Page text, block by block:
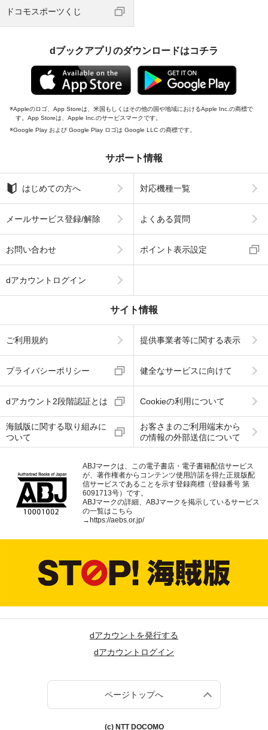
ドコモスポーツくじ
dブックアプリのダウンロードはコチラ
Appleのロゴ、App Storeは、米国もしくはその他の国や地域におけるApple Inc.の商標で
す。App Storeは、Apple Inc.のサービスマークです。
Google Play および Google Play ロゴは Google LLC の商標です。
サポート情報
はじめての方へ 対応機種一覧
メールサービス登録/解除 よくある質問
お問い合わせ ポイント表示設定
dアカウントログイン
サイト情報
ご利用規約 提供事業者等に関する表示
プライバシーポリシー 健全なサービスに向けて
dアカウント2段階認証とは Cookieの利用について
海賊版に関する取り組みに
ついて
お客さまのご利用端末から
の情報の外部送信について
ABJマークは、この電子書店・電子書籍配信サービス
が、著作権者からコンテンツ使用許諾を得た正規版配
信サービスであることを示す登録商標（登録番号 第
6091713号）です。
ABJマークの詳細、ABJマークを掲示しているサービス
の一覧はこちら
→ https://aebs.or.jp/
dアカウントを発行する
dアカウントログイン
ページトップへ
(c) NTT DOCOMO